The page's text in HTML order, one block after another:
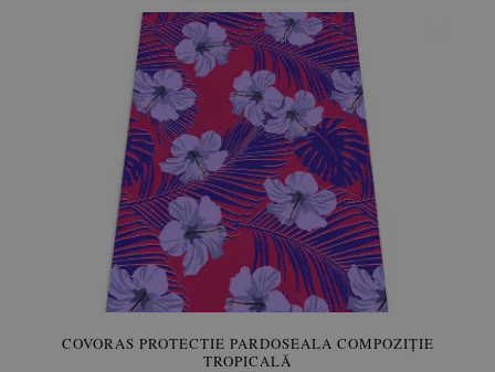
COVORAS PROTECTIE PARDOSEALA COMPOZIȚIE
TROPICALĂ